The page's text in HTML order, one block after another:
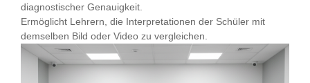
diagnostischer Genauigkeit.
Ermöglicht Lehrern, die Interpretationen der Schüler mit
demselben Bild oder Video zu vergleichen.